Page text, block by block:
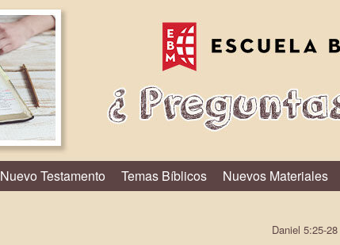
Nuevo Testamento Temas Bíblicos Nuevos Materiales
Daniel 5:25-28